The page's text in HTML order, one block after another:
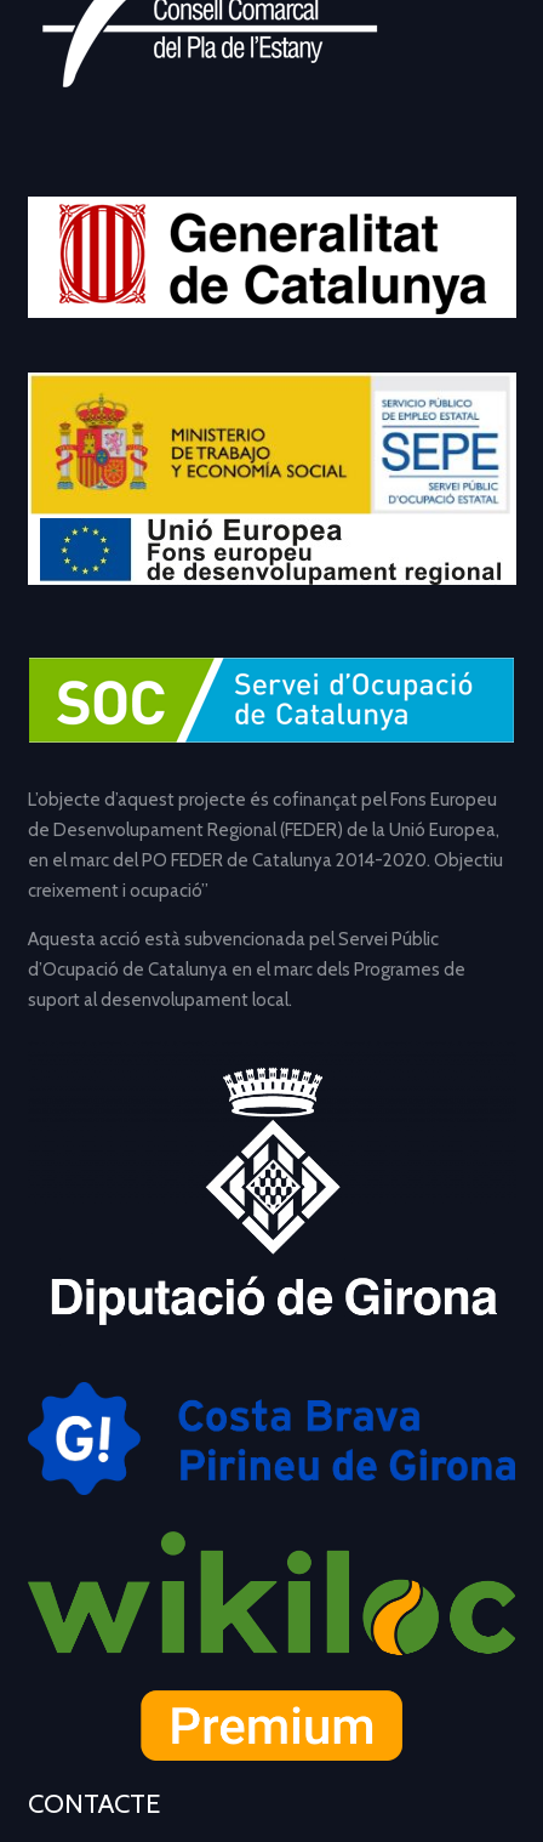
L’objecte d’aquest projecte és cofinançat pel Fons Europeu
de Desenvolupament Regional (FEDER) de la Unió Europea,
en el marc del PO FEDER de Catalunya 2014-2020. Objectiu
creixement i ocupació”
Aquesta acció està subvencionada pel Servei Públic
d’Ocupació de Catalunya en el marc dels Programes de
suport al desenvolupament local.
CONTACTE